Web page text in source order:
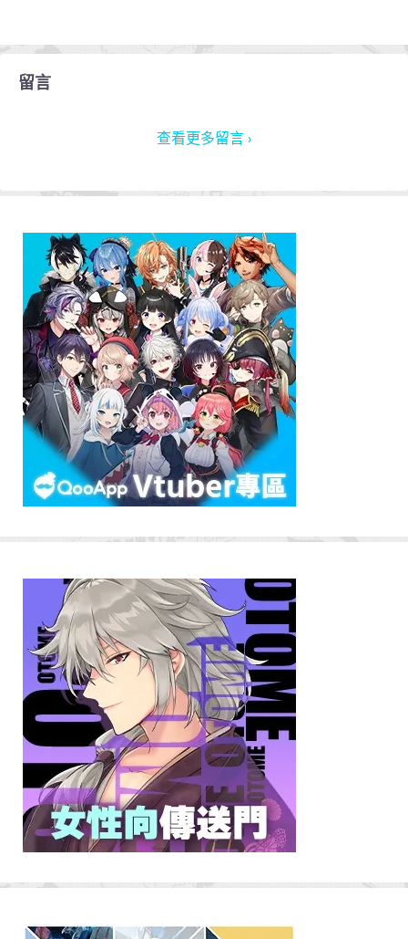
留言
查看更多留言 ›